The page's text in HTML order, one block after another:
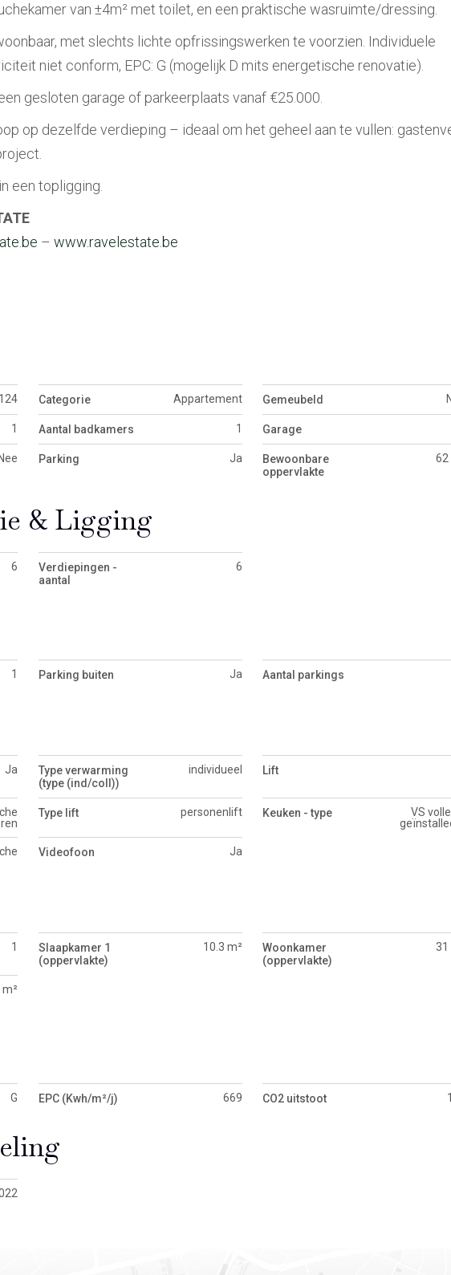
van ±4m² met toilet, en een praktische wasruimte/dressing.
met slechts lichte opfrissingswerken te voorzien. Individuele
niet conform, EPC: G (mogelijk D mits energetische renovatie).
gesloten garage of parkeerplaats vanaf €25.000.
op dezelfde verdieping – ideaal om het geheel aan te vullen:
een topligging.
– www.ravelestate.be
Categorie Appartement Gemeubeld
1 Aantal badkamers 1 Garage
Nee Parking Ja
Bewoonbare
oppervlakte
62
& Ligging
6
Verdiepingen -
aantal
6
1 Parking buiten Ja Aantal parkings
Ja
Type verwarming
(type (ind/coll))
individueel Lift
Type lift personenlift Keuken - type
VS
Videofoon Ja
1
Slaapkamer 1
(oppervlakte)
10.3 m²
Woonkamer
(oppervlakte)
31
m²
G EPC (Kwh/m²/j) 669 CO2 uitstoot